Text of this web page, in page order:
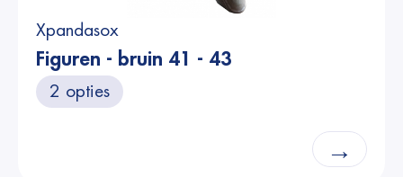
Xpandasox
Figuren - bruin 41 - 43
2 opties
→